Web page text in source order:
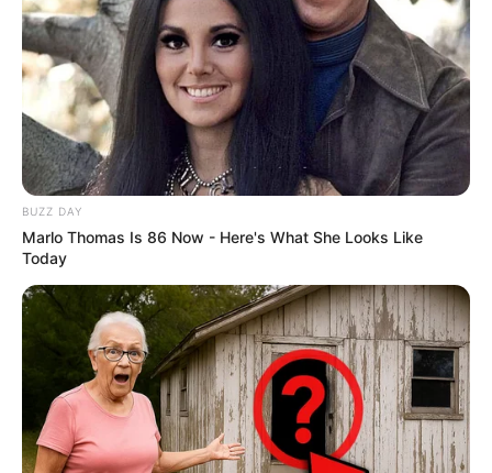
Auf einigen Seiten dieses Projektes sind Affiliate-
Angebote integriert. Wenn etwas darüber gebucht oder
gekauft wird, ist das eine Unterstützung, ohne dass sich
dadurch der Preis ändert.
BUZZ DAY
Marlo Thomas Is 86 Now - Here's What She Looks Like
Today